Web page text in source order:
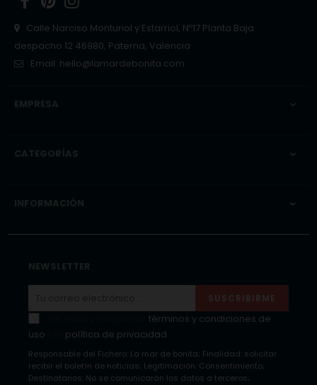
Calle Narciso Monturiol y Estarriol, Nº17 Planta Baja
despacho 12 46980, Paterna, Valencia
Email: hello@lamardebonita.com
EMPRESA 
CATEGORÍAS 
INFORMACIÓN 
NEWSLETTER
SUSCRIBIRME
términos y condiciones de
uso
política de privacidad
Responsable del Fichero: La mar de bonita; Finalidad: solicitar
recibir el boletín de noticias; Legitimación: Consentimiento;
Destinatarios: No se comunicarán los datos a terceros;